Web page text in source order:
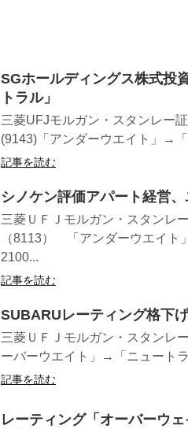
SGホールディングス株式投
トラル」
三菱UFJモルガン・スタンレー
(9143)「アンダーウエイト」→
記事を読む
シノケン評価アパート経営
三菱ＵＦＪモルガン・スタンレ
（8113） 「アンダーウエイ
2100...
記事を読む
SUBARUレーティング格下
三菱ＵＦＪモルガン・スタンレ
ーバーウエイト」→「ニュート
記事を読む
レーティング「オーバーウ